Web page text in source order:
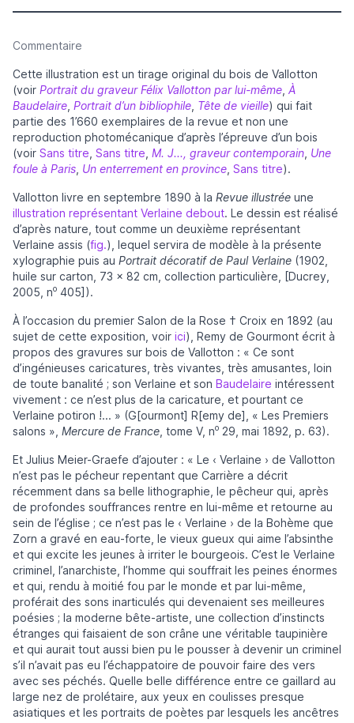
Commentaire
Cette illustration est un tirage original du bois de Vallotton
(voir Portrait du graveur Félix Vallotton par lui-même À
Baudelaire Portrait d’un bibliophile Tête de vieille) qui fait
partie des 1’660 exemplaires de la revue et non une
reproduction photomécanique d’après l’épreuve d’un bois
(voir Sans titre Sans titre M. J..., graveur contemporain Une
foule à Paris Un enterrement en province Sans titre).
Vallotton livre en septembre 1890 à la Revue illustrée une
illustration représentant Verlaine debout. Le dessin est réalisé
d’après nature, tout comme un deuxième représentant
Verlaine assis (fig.), lequel servira de modèle à la présente
xylographie puis au Portrait décoratif de Paul Verlaine (1902,
huile sur carton, 73 x 82 cm, collection particulière, [Ducrey,
2005, no 405]).
À l’occasion du premier Salon de la Rose † Croix en 1892 (au
sujet de cette exposition, voir ici), Remy de Gourmont écrit à
propos des gravures sur bois de Vallotton : « Ce sont
d’ingénieuses caricatures, très vivantes, très amusantes, loin
de toute banalité ; son Verlaine et son Baudelaire intéressent
vivement : ce n’est plus de la caricature, et pourtant ce
Verlaine potiron !... » (G[ourmont] R[emy de], « Les Premiers
salons », Mercure de France , tome V, no 29, mai 1892, p. 63).
Et Julius Meier-Graefe d’ajouter : « Le ‹ Verlaine › de Vallotton
n’est pas le pécheur repentant que Carrière a décrit
récemment dans sa belle lithographie, le pêcheur qui, après
de profondes souffrances rentre en lui‑même et retourne au
sein de l’église ; ce n’est pas le ‹ Verlaine › de la Bohème que
Zorn a gravé en eau‑forte, le vieux gueux qui aime l’absinthe
et qui excite les jeunes à irriter le bourgeois. C’est le Verlaine
criminel, l’anarchiste, l’homme qui souffrait les peines énormes
et qui, rendu à moitié fou par le monde et par lui‑même,
proférait des sons inarticulés qui devenaient ses meilleures
poésies ; la moderne bête‑artiste, une collection d’instincts
étranges qui faisaient de son crâne une véritable taupinière
et qui aurait tout aussi bien pu le pousser à devenir un criminel
s’il n’avait pas eu l’échappatoire de pouvoir faire des vers
avec ses péchés. Quelle belle différence entre ce gaillard au
large nez de prolétaire, aux yeux en coulisses presque
asiatiques et les portraits de poètes par lesquels les ancêtres